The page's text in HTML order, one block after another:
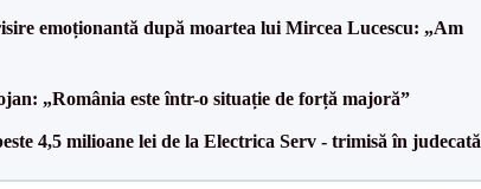
emoționantă după moartea lui Mircea Lucescu: „Am
„România este într-o situație de forță majoră”
4,5 milioane lei de la Electrica Serv - trimisă în judecată